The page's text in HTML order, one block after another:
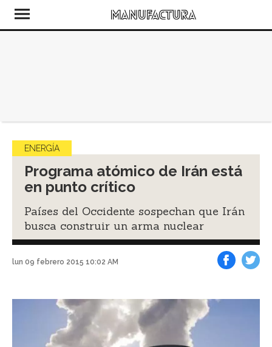
ENERGÍA
Programa atómico de Irán está
en punto crítico
Países del Occidente sospechan que Irán
busca construir un arma nuclear
lun 09 febrero 2015 10:02 AM